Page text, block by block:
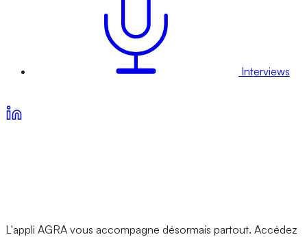
Interviews
L'appli AGRA vous accompagne désormais partout. Accédez